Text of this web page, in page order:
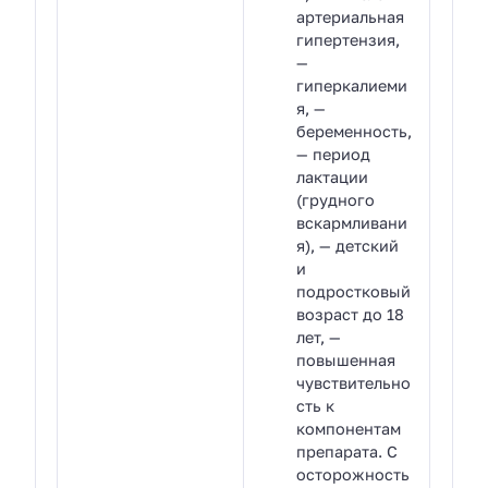
артериальная
гипертензия,
—
гиперкалиеми
я, —
беременность,
— период
лактации
(грудного
вскармливани
я), — детский
и
подростковый
возраст до 18
лет, —
повышенная
чувствительно
сть к
компонентам
препарата. С
осторожность